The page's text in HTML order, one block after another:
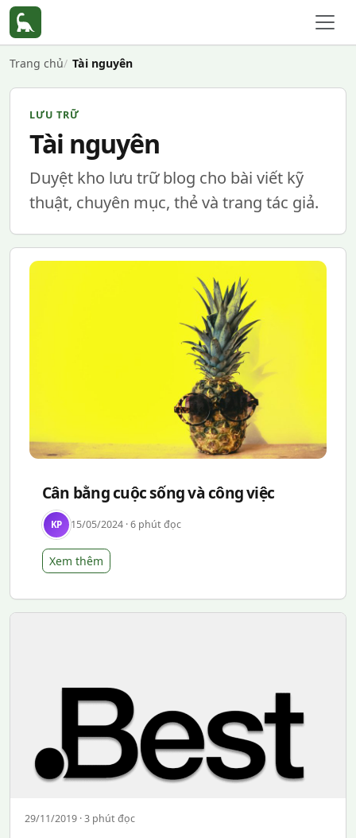
Trang chủ Tài nguyên
LƯU TRỮ
Tài nguyên
Duyệt kho lưu trữ blog cho bài viết kỹ
thuật, chuyên mục, thẻ và trang tác giả.
Cân bằng cuộc sống và công việc
KP 15/05/2024 · 6 phút đọc
Xem thêm
29/11/2019 · 3 phút đọc